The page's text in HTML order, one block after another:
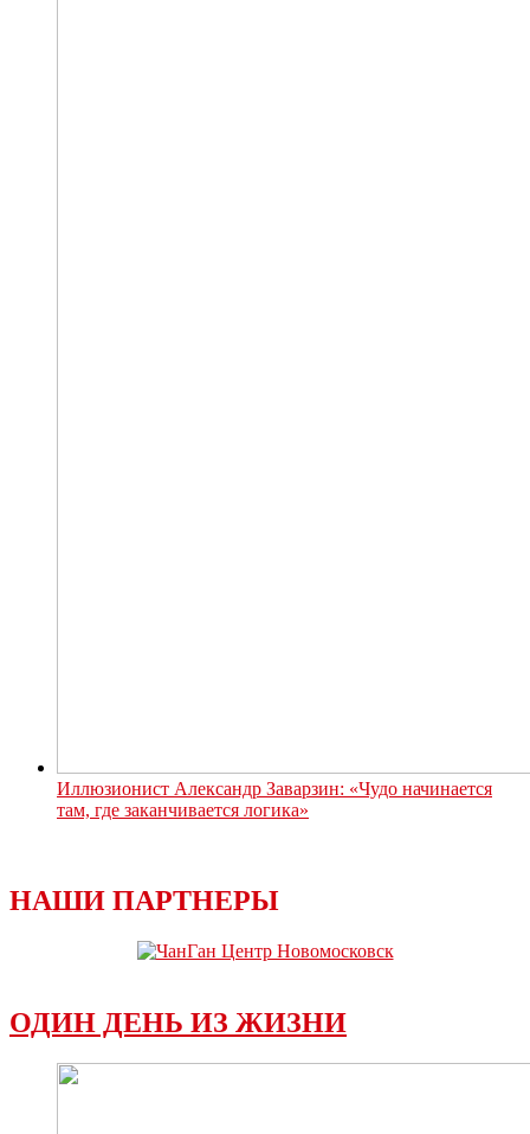
Иллюзионист Александр Заварзин: «Чудо начинается
там, где заканчивается логика»
НАШИ ПАРТНЕРЫ
ОДИН ДЕНЬ ИЗ ЖИЗНИ